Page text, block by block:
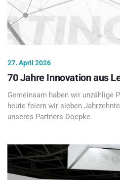
27. April 2026
70 Jahre Innovation aus
Gemeinsam haben wir unzählige
heute feiern wir sieben
unseres Partners Doepke.